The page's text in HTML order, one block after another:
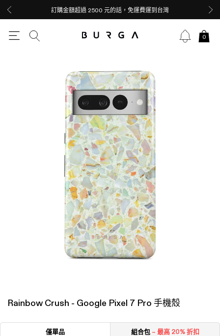
訂購金額超過 2500 元的話，免運費運到台灣
0
Rainbow Crush - Google Pixel 7 Pro 手機殼
僅單品 組合包 – 最高 20% 折扣